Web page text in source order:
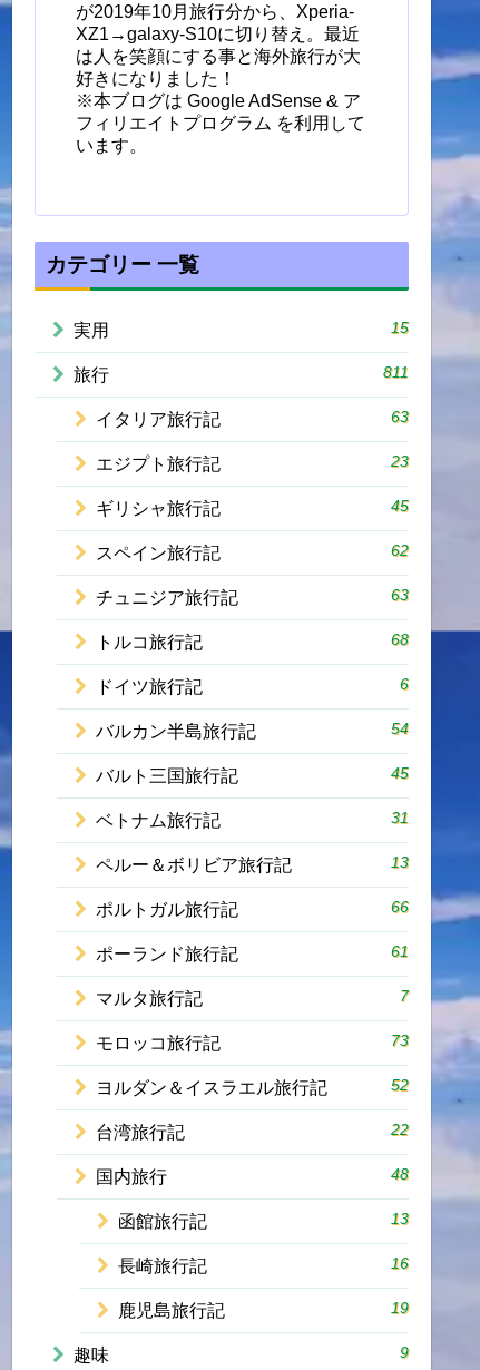
が2019年10月旅行分から、Xperia-
XZ1→galaxy-S10に切り替え。最近
は人を笑顔にする事と海外旅行が大
好きになりました！
※本ブログは Google AdSense & ア
フィリエイトプログラム を利用して
います。
カテゴリー 一覧
実用 15
旅行 811
イタリア旅行記 63
エジプト旅行記 23
ギリシャ旅行記 45
スペイン旅行記 62
チュニジア旅行記 63
トルコ旅行記 68
ドイツ旅行記 6
バルカン半島旅行記 54
バルト三国旅行記 45
ベトナム旅行記 31
ペルー＆ボリビア旅行記 13
ポルトガル旅行記 66
ポーランド旅行記 61
マルタ旅行記 7
モロッコ旅行記 73
ヨルダン＆イスラエル旅行記 52
台湾旅行記 22
国内旅行 48
函館旅行記 13
長崎旅行記 16
鹿児島旅行記 19
趣味 9